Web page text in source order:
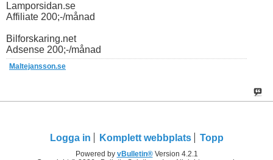
Lamporsidan.se
Affiliate 200;-/månad
Bilforskaring.net
Adsense 200;-/månad
Maltejansson.se
Logga in Komplett webbplats Topp
Powered by vBulletin®Version 4.2.1